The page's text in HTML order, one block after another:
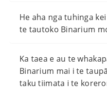
He aha nga tuhinga
te tautoko Binarium
Ka taea e au te
Binarium mai i te
taku tiimata i te